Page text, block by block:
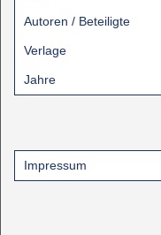
Autoren / Beteiligte
Verlage
Jahre
Impressum